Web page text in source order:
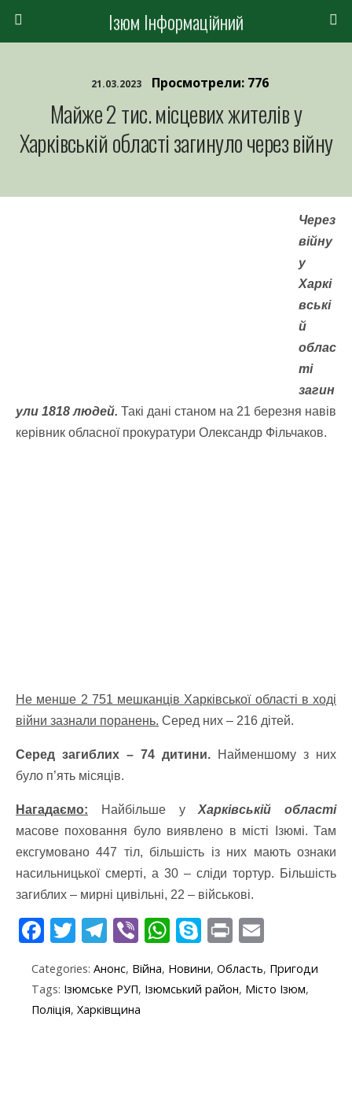
Ізюм Інформаційний
21.03.2023 Просмотрели: 776
Майже 2 тис. місцевих жителів у
Харківській області загинуло через війну
Через
війну
у
Харкі
вські
й
облас
ті
загин
ули 1818 людей. Такі дані станом на 21 березня навів
керівник обласної прокуратури Олександр Фільчаков.
Не менше 2 751 мешканців Харківської області в ході
війни зазнали поранень. Серед них – 216 дітей.
Серед загиблих – 74 дитини. Найменшому з них
було п’ять місяців.
Нагадаємо: Найбільше уХарківській області
масове поховання було виявлено в місті Ізюмі. Там
ексгумовано 447 тіл, більшість із них мають ознаки
насильницької смерті, а 30 – сліди тортур. Більшість
загиблих – мирні цивільні, 22 – військові.
F
e
b
T
itt
er
T
e
gr
Vi
b
er
W
at
S
y
p
Pr
t ai
Categories: Анонс, Війна, Новини, Область, Пригоди
Tags: Ізюмське РУП, Ізюмський район, Місто Ізюм,
Поліція, Харківщина